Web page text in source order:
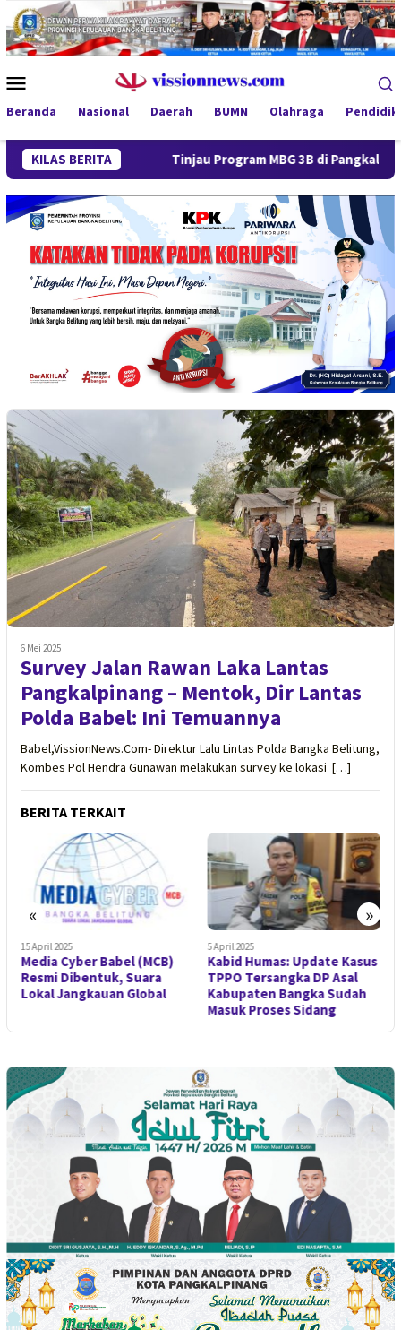
Loncat
ke
konten
Mobile
Beranda Nasional Daerah BUMN Olahraga
KILAS BERITA
Tinjau Program MBG 3B di Pangkalpinang, Gubernur
6 Mei 2025
Survey Jalan Rawan Laka Lantas
Pangkalpinang – Mentok, Dir Lantas
Polda Babel: Ini Temuannya
Babel,VissionNews.Com- Direktur Lalu Lintas Polda Bangka Belitung,
Kombes Pol Hendra Gunawan melakukan survey ke lokasi […]
BERITA TERKAIT
« »
15 April 2025
Media Cyber Babel (MCB)
Resmi Dibentuk, Suara
Lokal Jangkauan Global
5 April 2025
Kabid Humas: Update Kasus
TPPO Tersangka DP Asal
Kabupaten Bangka Sudah
Masuk Proses Sidang